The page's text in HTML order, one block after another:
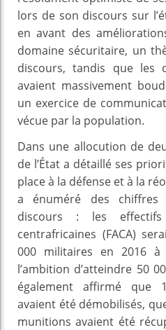
lors de son discours sur
en avant des
domaine sécuritaire, un
discours, tandis que les
avaient massivement
un exercice de
vécue par la population.
Dans une allocution de
de l’État a détaillé ses
place à la défense et à la
a énuméré des
discours : les
centrafricaines (FACA)
000 militaires en 2016
l’ambition d’atteindre 50
également affirmé que
avaient été démobilisés,
munitions avaient été